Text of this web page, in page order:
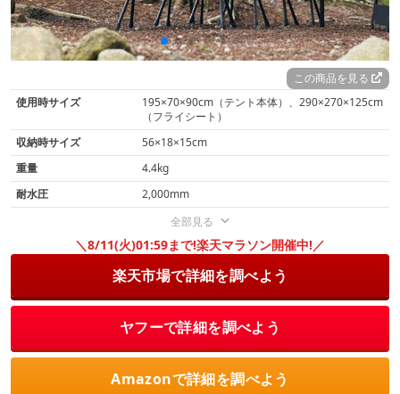
すが、テントコットの場合は不要です。
基本的にどのモデルも自立するので、ペグが刺さらないコ
ンクリートの上にも設営できます（※一部、ペグ打ちが必
要なモデルあり）。
また、設営したあとで移動するのも比較的簡単です。大き
なテントのなかに就寝スペースとして小さなテントを設置
する、いわゆる「カンガルースタイル」にも便利に使えま
地面を這う虫を心配せずに済む
この商品を見る
使用時サイズ
195×70×90cm（テント本体）、290×270×125cm
（フライシート）
収納時サイズ
56×18×15cm
重量
4.4kg
耐水圧
2,000mm
全部見る
＼8/11(火)01:59まで!楽天マラソン開催中!／
楽天市場で詳細を調べよう
ヤフーで詳細を調べよう
Amazonで詳細を調べよう